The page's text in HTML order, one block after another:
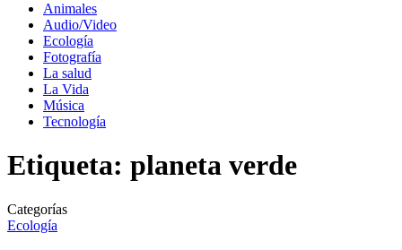
Animales
Audio/Video
Ecología
Fotografía
La salud
La Vida
Música
Tecnología
Etiqueta: planeta verde
Categorías
Ecología